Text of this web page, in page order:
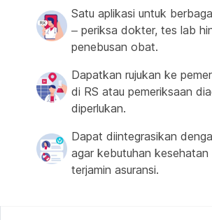
Satu aplikasi untuk
– periksa dokter, tes lab
penebusan obat.
Dapatkan rujukan ke
di RS atau pemeriksaan
diperlukan.
Dapat diintegrasikan
agar kebutuhan kesehatan
terjamin asuransi.